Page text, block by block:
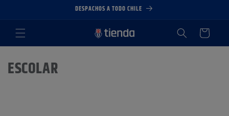
DESPACHOS A TODO CHILE
Carrito
C
ESCOLAR